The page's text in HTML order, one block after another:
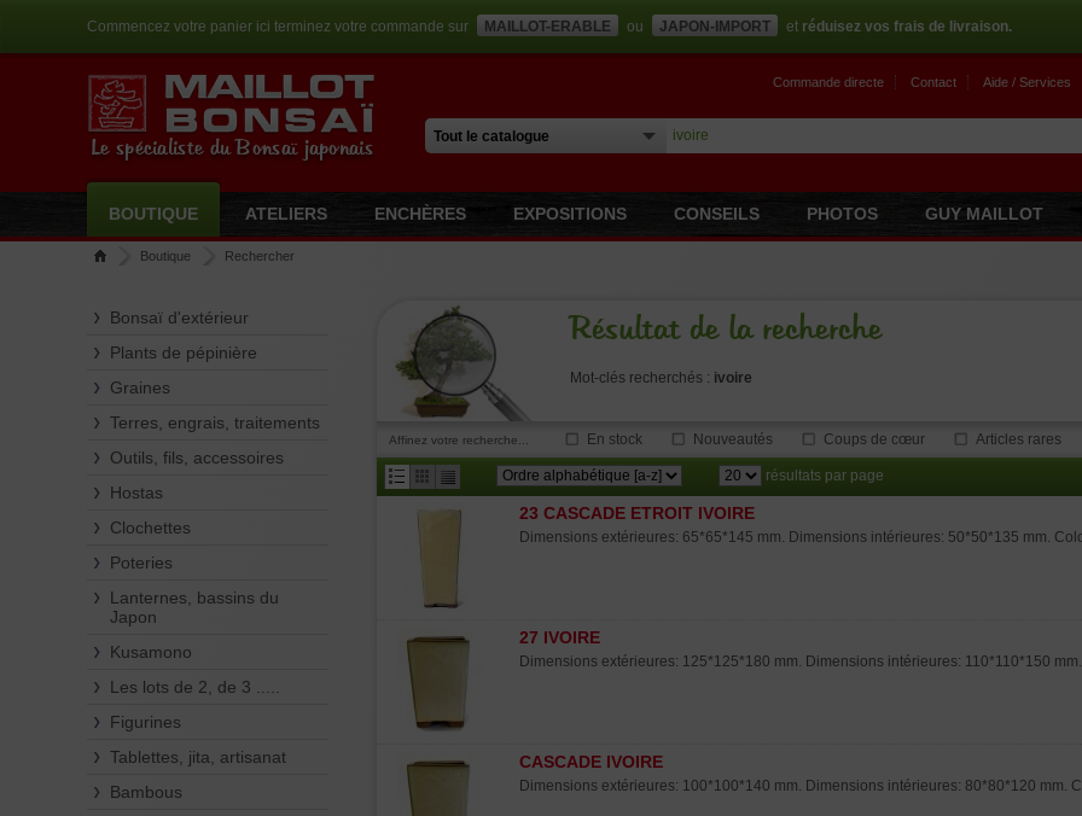
Commencez votre panier ici terminez votre commande sur MAILLOT-ERABLE ou JAPON-IMPORT et réduisez vos frais de livraison.
Le spécialiste du Bonsaï japonais
Commande directe Contact Aide / Services
BOUTIQUE ATELIERS ENCHÈRES EXPOSITIONS CONSEILS PHOTOS GUY MAILLOT
Boutique Rechercher
Bonsaï d'extérieur
Plants de pépinière
Graines
Terres, engrais, traitements
Outils, fils, accessoires
Hostas
Clochettes
Poteries
Lanternes, bassins du
Japon
Kusamono
Les lots de 2, de 3 .....
Figurines
Tablettes, jita, artisanat
Bambous
Résultat de la recherche
Mot-clés recherchés : ivoire
Affinez votre recherche... En stock Nouveautés Coups de cœur Articles rares
résultats par page
23 CASCADE ETROIT IVOIRE
Dimensions extérieures: 65*65*145 mm. Dimensions intérieures: 50*50*135 mm.
27 IVOIRE
Dimensions extérieures: 125*125*180 mm. Dimensions intérieures: 110*110*150
CASCADE IVOIRE
Dimensions extérieures: 100*100*140 mm. Dimensions intérieures: 80*80*120 mm.